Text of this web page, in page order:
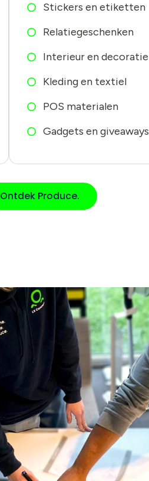
Stickers en etiketten
Relatiegeschenken
Interieur en decoratie
Kleding en textiel
POS materialen
Gadgets en giveaways
Ontdek Produce.